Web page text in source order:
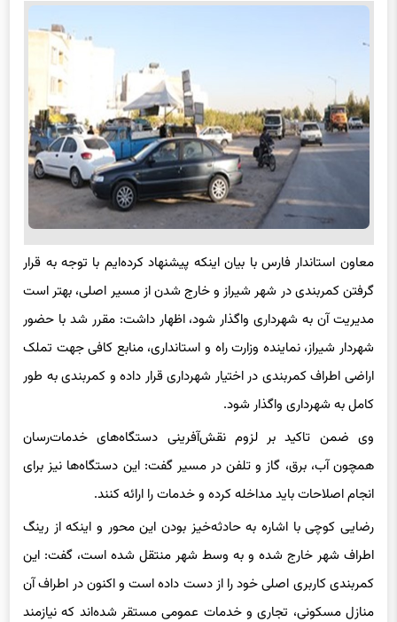
معاون استاندار فارس با بیان اینکه پیشنهاد کرده‌ایم با توجه به قرار
گرفتن کمربندی در شهر شیراز و خارج شدن از مسیر اصلی، بهتر است
مدیریت آن به شهرداری واگذار شود، اظهار داشت: مقرر شد با حضور
شهردار شیراز، نماینده وزارت راه و استانداری، منابع کافی جهت تملک
اراضی اطراف کمربندی در اختیار شهرداری قرار داده و کمربندی به طور
کامل به شهرداری واگذار شود.
وی ضمن تاکید بر لزوم نقش‌آفرینی دستگاه‌های خدمات‌رسان
همچون آب، برق، گاز و تلفن در مسیر گفت: این دستگاه‌ها نیز برای
انجام اصلاحات باید مداخله کرده و خدمات را ارائه کنند.
رضایی کوچی با اشاره به حادثه‌خیز بودن این محور و اینکه از رینگ
اطراف شهر خارج شده و به وسط شهر منتقل شده است، گفت: این
کمربندی کاربری اصلی خود را از دست داده است و اکنون در اطراف آن
منازل مسکونی، تجاری و خدمات عمومی مستقر شده‌اند که نیازمند